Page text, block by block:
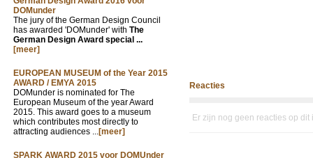
DOMunder
The jury of the German Design Council
has awarded 'DOMunder' with The
German Design Award special ...
[meer]
EUROPEAN MUSEUM of the Year 2015
AWARD / EMYA 2015
DOMunder is nominated for The
European Museum of the year Award
2015. This award goes to a museum
which contributes most directly to
attracting audiences ...[meer]
SPARK AWARD 2015 voor DOMUnder
Reacties
Er zijn nog geen reacties op dit